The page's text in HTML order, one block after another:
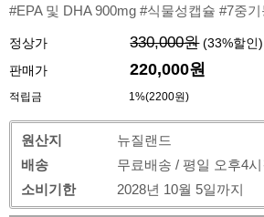
#EPA 및 DHA 900mg #식물성캡슐 #7중기
정상가 330,000원 (33%할인)
판매가
220,000원
적립금 1%(2200원)
원산지
뉴질랜드
배송
무료배송 / 평일 오후4
소비기한
2028년 10월 5일까지